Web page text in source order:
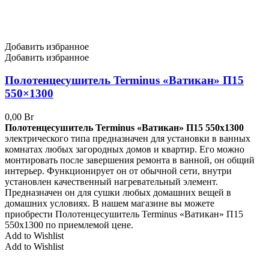
Добавить избранное
Добавить избранное
Полотенцесушитель Terminus «Ватикан» П15
550×1300
0,00 Br
Полотенцесушитель Terminus «Ватикан» П15 550x1300
электрического типа предназначен для установки в ванных
комнатах любых загородных домов и квартир. Его можно
монтировать после завершения ремонта в ванной, он общий
интерьер. Функционирует он от обычной сети, внутри
установлен качественный нагревательный элемент.
Предназначен он для сушки любых домашних вещей в
домашних условиях. В нашем магазине вы можете
приобрести Полотенцесушитель Terminus «Ватикан» П15
550x1300 по приемлемой цене.
Add to Wishlist
Add to Wishlist